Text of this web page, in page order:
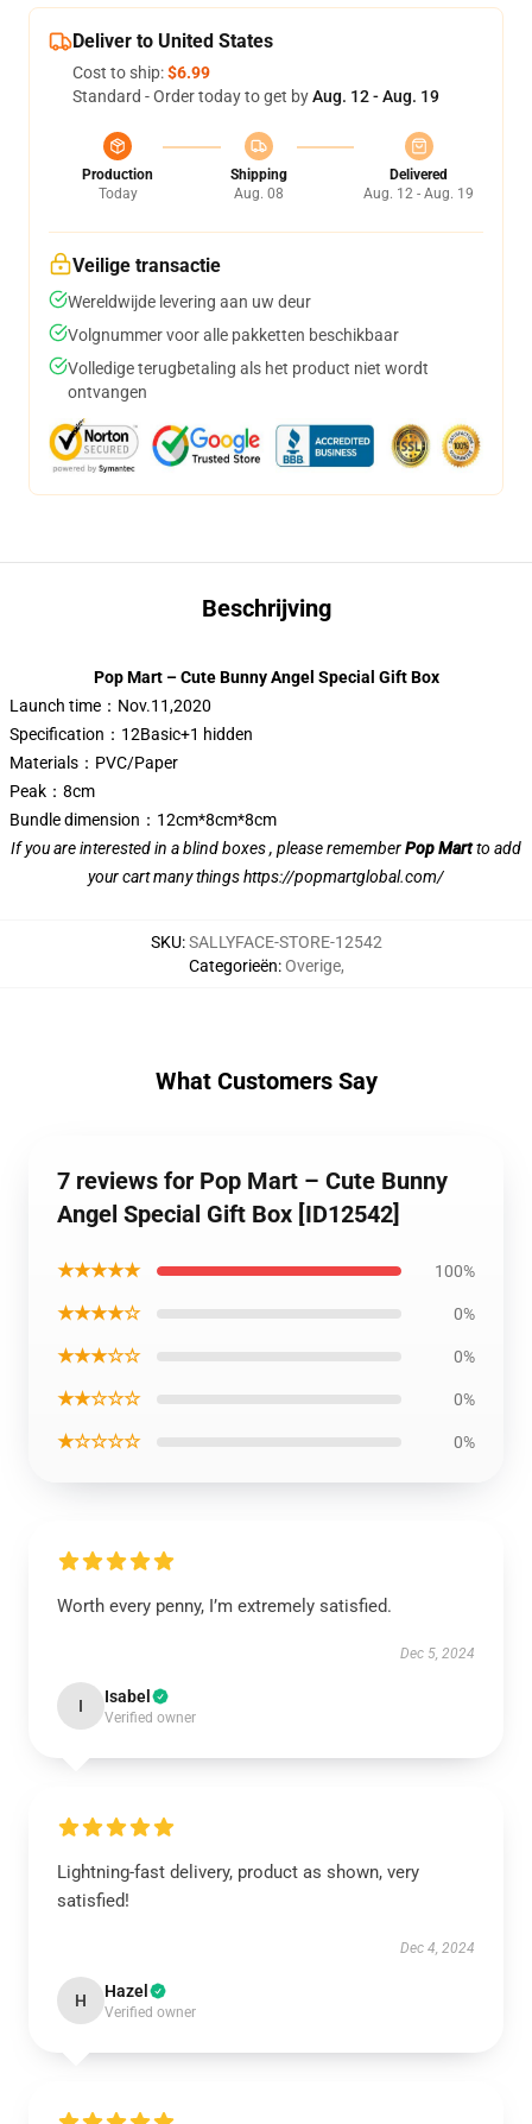
Deliver to United States
Cost to ship:$6.99
Standard - Order today to get byAug. 12 - Aug. 19
Production
Today
Shipping
Aug. 08
Delivered
Aug. 12 - Aug. 19
Veilige transactie
Wereldwijde levering aan uw deur
Volgnummer voor alle pakketten beschikbaar
Volledige terugbetaling als het product niet wordt
ontvangen
Beschrijving
Pop Mart – Cute Bunny Angel Special Gift Box
Launch time：Nov.11,2020
Specification：12Basic+1 hidden
Materials：PVC/Paper
Peak：8cm
Bundle dimension：12cm*8cm*8cm
If you are interested in a blind boxes , please rememberPop Martto add
your cart many thingshttps://popmartglobal.com/
SKU:SALLYFACE-STORE-12542
Categorieën:Overige,
What Customers Say
7 reviews for Pop Mart – Cute Bunny
Angel Special Gift Box [ID12542]
★★★★★ 100%
★★★★☆ 0%
★★★☆☆ 0%
★★☆☆☆ 0%
★☆☆☆☆ 0%
Worth every penny, I’m extremely satisfied.
Dec 5, 2024
I Isabel
Verified owner
Lightning-fast delivery, product as shown, very
satisfied!
Dec 4, 2024
H Hazel
Verified owner